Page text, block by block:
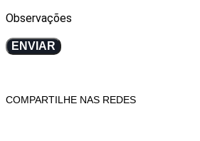
Observações
ENVIAR
COMPARTILHE NAS REDES